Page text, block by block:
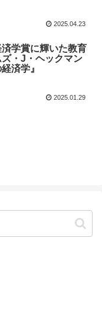
2025.04.23
済学賞に輝いた教育
・J・ヘックマン
済学』
2025.01.29